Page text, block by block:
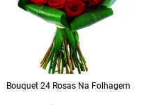
Bouquet 24 Rosas Na Folhagem